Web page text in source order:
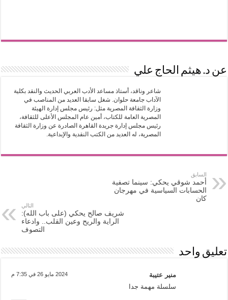
عن د. هيثم الحاج علي
شاعر وناقد، أستاذ مساعد الأدب العربي الحديث والنقد بكلية
الآداب جامعة حلوان. شغل سابقا العديد من المناصب في
وزارة الثقافة المصرية مثل: رئيس مجلس إدارة الهيئة
المصرية العامة للكتاب، أمين عام المجلس الأعلى للثقافة،
رئيس مجلس إدارة جريدة القاهرة الصادرة عن وزارة الثقافة
المصرية، له العديد من الكتب النقدية والإبداعية.
السابق
أحمد شوقي يحكي: سينما تصفية
الحسابات السياسية في مهرجان
كان
التالي
شريف صالح يحكي (على باب الله):
الراية والريح وعين القلب.. وادعاء
التصوف
تعليق واحد
منير عتيبة 2024 مايو 26 في 7:35 م
سلسلة مهمة جدا